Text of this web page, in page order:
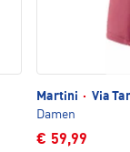
Martini · Via
Damen
€ 59,99